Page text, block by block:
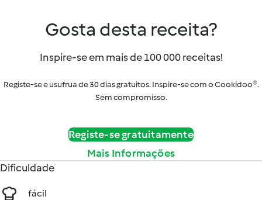
Gosta desta receita?
Inspire-se em mais de 100 000 receitas!
Registe-se e usufrua de 30 dias gratuitos. Inspire-se com o Cookidoo®.
Sem compromisso.
Registe-se gratuitamente
Mais Informações
Dificuldade
fácil